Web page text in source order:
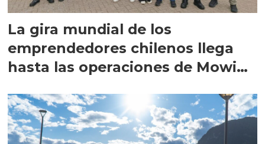
La gira mundial de los
emprendedores chilenos llega
hasta las operaciones de Mowi